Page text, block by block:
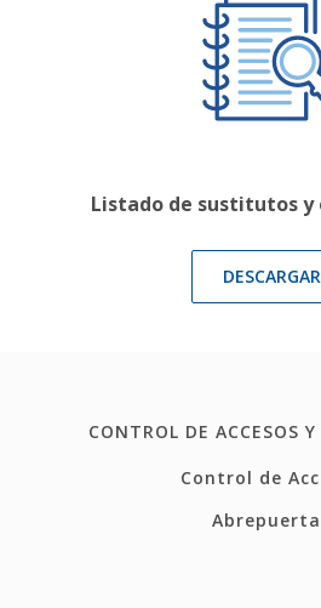
Listado de sustitutos y
DESCARGAR
CONTROL DE ACCESOS
Control de